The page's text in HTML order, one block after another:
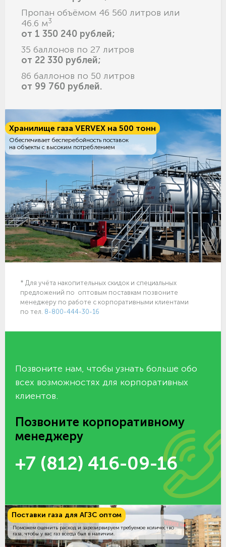
Пропан объёмом 46 560 литров или
46.6 м3
от 1 350 240 рублей;
35 баллонов по 27 литров
от 22 330 рублей;
86 баллонов по 50 литров
от 99 760 рублей.
Хранилище газа VERVEX на 500 тонн
Обеспечивает бесперебойность поставок
на объекты с высоким потреблением
* Для учёта накопительных скидок и специальных
предложений по оптовым поставкам позвоните
менеджеру по работе с корпоративными клиентами
по тел. 8-800-444-30-16
Позвоните нам, чтобы узнать больше обо
всех возможностях для корпоративных
клиентов.
Позвоните корпоративному
менеджеру
+7 (812) 416-09-16
Поставки газа для АГЗС оптом
Поможем оценить расход и зарезирвируем требуемое количество
газа, чтобы у вас газ всегда был в наличии.